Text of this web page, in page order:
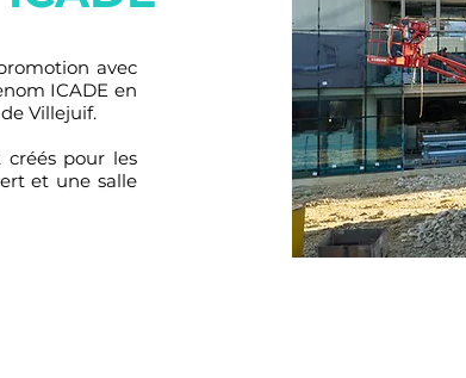
avec
ICADE en
Villejuif.
créés pour les
et une salle